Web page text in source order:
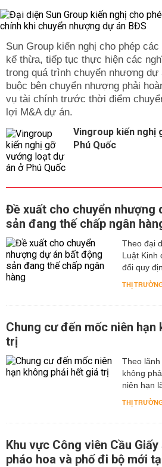
Sun Group kiến nghị cho phép
kế thừa, tiếp tục thực hiện các
trong quá trình chuyển nhượng
buộc bên chuyển nhượng phải
vụ tài chính trước thời điểm
lợi M&A dự án.
Vingroup kiến nghị
Phú Quốc
Đề xuất cho chuyển nhượng
sản đang thế chấp ngân
Theo đại
Luật Kinh
đổi quy
THỊ
Chung cư đến mốc niên hạn
trị
Theo lãnh
không
niên hạn
THỊ
Khu vực Công viên Cầu
pháo hoa và phố đi bộ mới